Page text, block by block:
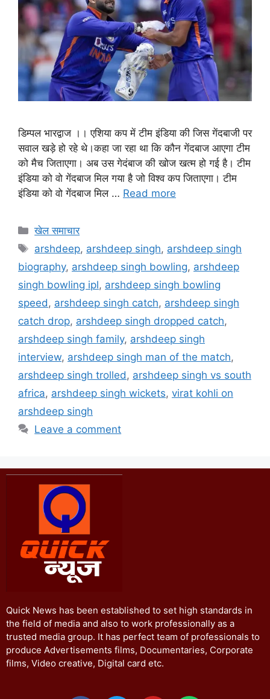
डिम्पल भारद्वाज ।। एशिया कप में टीम इंडिया की जिस गेंदबाजी पर
सवाल खड़े हो रहे थे।कहा जा रहा था कि कौन गेंदबाज आएगा टीम
को मैच जिताएगा। अब उस गेदंबाज की खोज खत्म हो गई है। टीम
इंडिया को वो गेंदबाज मिल गया है जो विश्व कप जिताएगा। टीम
इंडिया को वो गेंदबाज मिल … Read more
खेल समाचार
arshdeep, arshdeep singh, arshdeep singh
biography, arshdeep singh bowling, arshdeep
singh bowling ipl, arshdeep singh bowling
speed , arshdeep singh catch, arshdeep singh
catch drop, arshdeep singh dropped catch,
arshdeep singh family, arshdeep singh
interview, arshdeep singh man of the match,
arshdeep singh trolled , arshdeep singh vs south
africa, arshdeep singh wickets, virat kohli on
arshdeep singh
Leave a comment
Quick News has been established to set high standards in
the field of media and also to work professionally as a
trusted media group. It has perfect team of professionals to
produce Advertisements films, Documentaries, Corporate
films, Video creative, Digital card etc.